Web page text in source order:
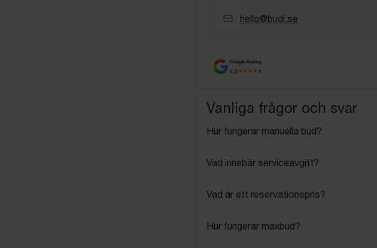
hello@budi.se
Google Rating
4.5
Vanliga frågor och svar
Hur fungerar manuella bud?
Vad innebär serviceavgift?
Vad är ett reservationspris?
Hur fungerar maxbud?